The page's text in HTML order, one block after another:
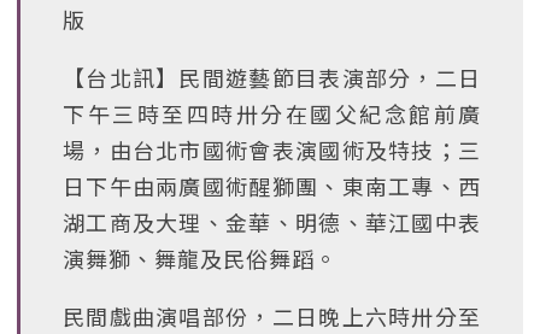
版
【台北訊】民間遊藝節目表演部分，二日
下午三時至四時卅分在國父紀念館前廣
場，由台北市國術會表演國術及特技；三
日下午由兩廣國術醒獅團、東南工專、西
湖工商及大理、金華、明德、華江國中表
演舞獅、舞龍及民俗舞蹈。
民間戲曲演唱部份，二日晚上六時卅分至